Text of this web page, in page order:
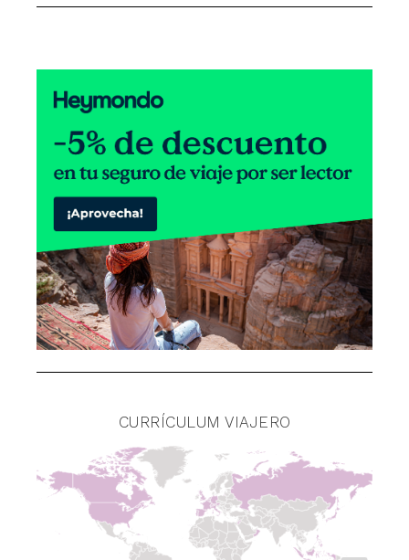
CURRÍCULUM VIAJERO